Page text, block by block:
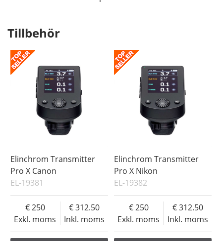
Tillbehör
Elinchrom Transmitter
Pro X Canon
EL-19381
Exkl. moms
250
Inkl. moms
312.50
Elinchrom Transmitter
Pro X Nikon
EL-19382
Exkl. moms
250
Inkl. moms
312.50